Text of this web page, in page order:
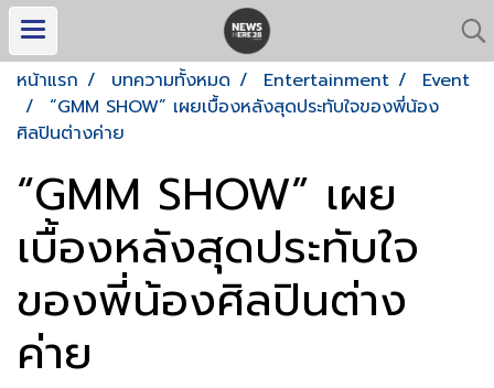
หน้าแรก บทความทั้งหมด Entertainment
Event
“GMM SHOW” เผยเบื้องหลังสุดประทับใจของพี่น้อง
ศิลปินต่างค่าย
“GMM SHOW” เผย
เบื้องหลังสุดประทับใจ
ของพี่น้องศิลปินต่าง
ค่าย